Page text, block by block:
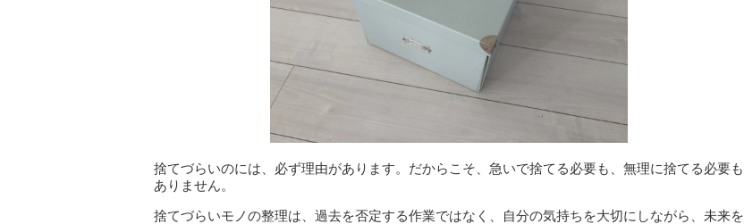
捨てづらいのには、必ず理由があります。だからこそ、急いで捨てる必要も、無理に捨てる必要も
ありません。
捨てづらいモノの整理は、過去を否定する作業ではなく、自分の気持ちを大切にしながら、未来を